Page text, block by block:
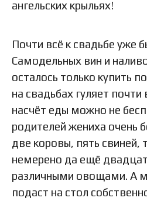
ангельских крыльях!
Почти всё к свадьбе уже
Самодельных вин и
осталось только купить
на свадьбах гуляет почти
насчёт еды можно не
родителей жениха очень
две коровы, пять свиней,
немерено да ещё
различными овощами. А
подаст на стол